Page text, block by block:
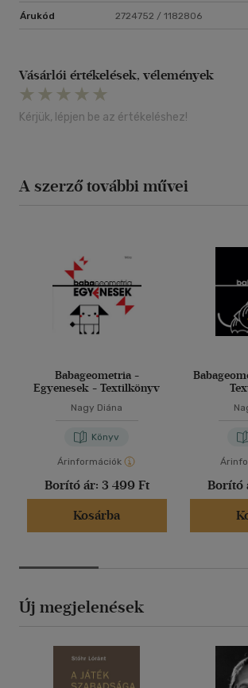
Árukód 2724752 / 1182806
Vásárlói értékelések, vélemények
Kérjük, lépjen be az értékeléshez!
A szerző további művei
Babageometria -
Egyenesek - Textilkönyv
Nagy Diána
Könyv
Árinformációk
Borító ár: 3 499 Ft
Kosárba
Borító
Új megjelenések